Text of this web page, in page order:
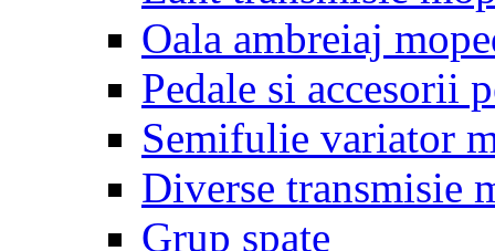
Oala ambreiaj
Pedale si accesorii
Semifulie variator
Diverse transmisie
Grup spate